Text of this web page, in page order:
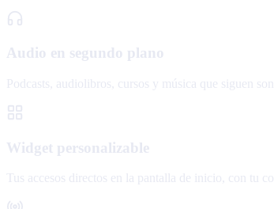
Audio en segundo plano
Podcasts, audiolibros, cursos y música que siguen
Widget personalizable
Tus accesos directos en la pantalla de inicio, con tu